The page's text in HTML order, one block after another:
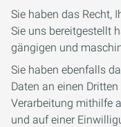
Sie haben das Recht,
Sie uns bereitgestellt
gängigen und
Sie haben ebenfalls
Daten an einen
Verarbeitung mithilfe
und auf einer